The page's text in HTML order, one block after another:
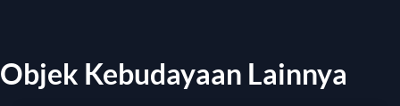
Objek Kebudayaan Lainnya